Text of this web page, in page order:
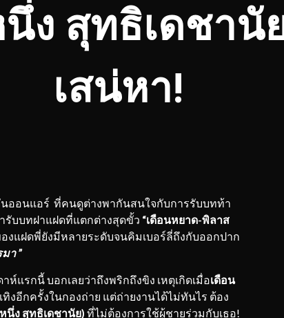
ง สุทธิเดชานั
เสน่หา!
นออนแอร์ ที่คนดูต่างพากันสนใจกับการรับบทท้า
รับบทฝาแฝดที่แตกต่างสุดขั้ว “เดือนหยาด-พิลาส
งแฝดพี่ยังมีหลายระดับจนคิมเบอร์ลี่ถึงกับออกปาก
า ”
รกนี้ บอกเลยว่าถึงพริกถึงขิง เหตุเกิดเมื่อเดือน
งอีกครั้งในกองถ่าย แต่ถ่ายงานได้ไม่ทันไร ต้อง
นึ่ง สุทธิเดชานัย) ที่ไม่ต้องการใช้ผู้ชายร่วมกับเธอ!